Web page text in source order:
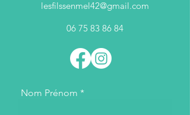
lesfilssenmel42@gmail.com
06 75 83 86 84
Nom Prénom